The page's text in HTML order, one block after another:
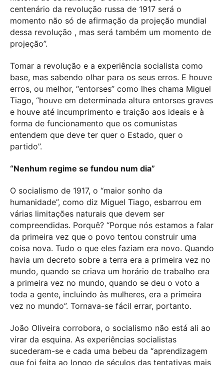
centenário da revolução russa de 1917 será o
momento não só de afirmação da projeção mundial
dessa revolução , mas será também um momento de
projeção”.
Tomar a revolução e a experiência socialista como
base, mas sabendo olhar para os seus erros. E houve
erros, ou melhor, “entorses” como lhes chama Miguel
Tiago, “houve em determinada altura entorses graves
e houve até incumprimento e traição aos ideais e à
forma de funcionamento que os comunistas
entendem que deve ter quer o Estado, quer o
partido”.
“Nenhum regime se fundou num dia”
O socialismo de 1917, o “maior sonho da
humanidade”, como diz Miguel Tiago, esbarrou em
várias limitações naturais que devem ser
compreendidas. Porquê? “Porque nós estamos a falar
da primeira vez que o povo tentou construir uma
coisa nova. Tudo o que eles faziam era novo. Quando
havia um decreto sobre a terra era a primeira vez no
mundo, quando se criava um horário de trabalho era
a primeira vez no mundo, quando se deu o voto a
toda a gente, incluindo às mulheres, era a primeira
vez no mundo”. Tornava-se fácil errar, portanto.
João Oliveira corrobora, o socialismo não está ali ao
virar da esquina. As experiências socialistas
sucederam-se e cada uma bebeu da “aprendizagem
que foi feita ao longo de séculos das tentativas mais